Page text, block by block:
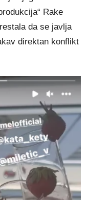
Rake
da se javlja
direktan konflikt